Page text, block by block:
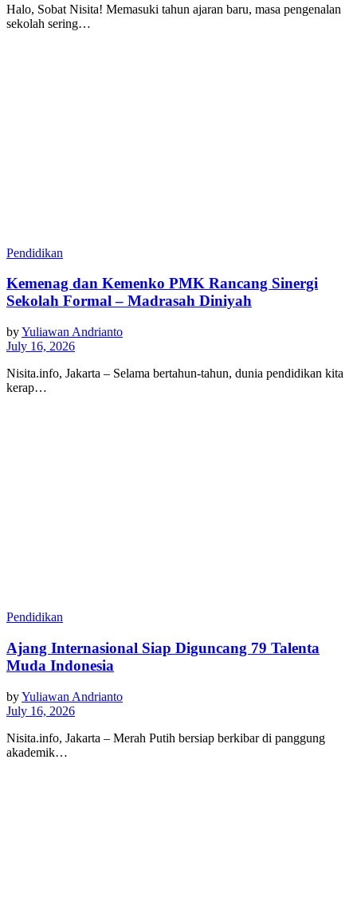
Halo, Sobat Nisita! Memasuki tahun ajaran baru, masa pengenalan
sekolah sering…
Pendidikan
Kemenag dan Kemenko PMK Rancang Sinergi
Sekolah Formal – Madrasah Diniyah
byYuliawan Andrianto
July 16, 2026
Nisita.info, Jakarta – Selama bertahun-tahun, dunia pendidikan kita
kerap…
Pendidikan
Ajang Internasional Siap Diguncang 79 Talenta
Muda Indonesia
byYuliawan Andrianto
July 16, 2026
Nisita.info, Jakarta – Merah Putih bersiap berkibar di panggung
akademik…